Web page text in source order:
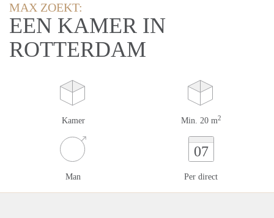
MAX ZOEKT:
EEN KAMER IN
ROTTERDAM
Kamer Min. 20 m2
Man
07
Per direct